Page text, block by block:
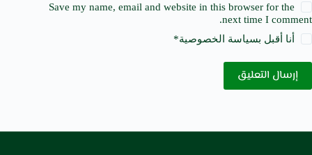
Save my name, email and website in this browser for the
next time I comment.
أنا أقبل بسياسة الخصوصية*
إرسال التعليق